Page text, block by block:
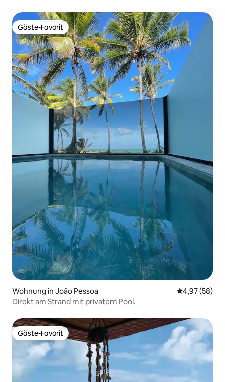
Gäste-Favorit
Gäste-Favorit
Wohnung in João Pessoa
4,97 (58)
Direkt am Strand mit privatem Pool.
Gäste-Favorit
Gäste-Favorit